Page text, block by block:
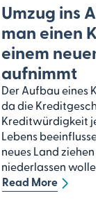
Umzug ins
man einen
einem neuen
aufnimmt
Der Aufbau eines
da die
Kreditwürdigkeit
Lebens
neues Land ziehen
niederlassen wollen,
Read More